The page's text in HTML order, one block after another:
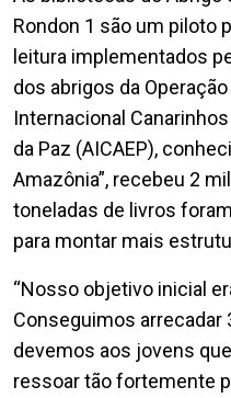
Rondon 1 são um piloto
leitura implementados
dos abrigos da
Internacional
da Paz (AICAEP),
Amazônia”, recebeu 2
toneladas de livros
para montar mais
“Nosso objetivo inicial
Conseguimos arrecadar
devemos aos jovens
ressoar tão fortemente